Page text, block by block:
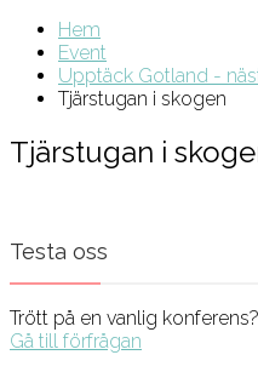
Hem
Event
Upptäck Gotland -
Tjärstugan i skogen
Tjärstugan i
Testa oss
Trött på en vanlig
Gå till förfrågan